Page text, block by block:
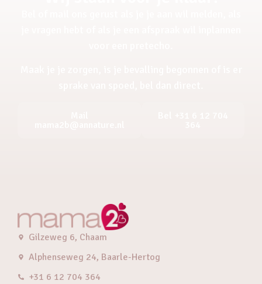
Gilzeweg 6, Chaam
Alphenseweg 24, Baarle-Hertog
+31 6 12 704 364